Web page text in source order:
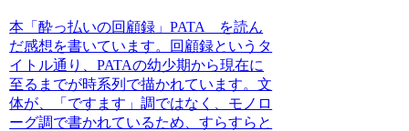
本「酔っ払いの回顧録」PATA を読ん
だ感想を書いています。回顧録というタ
イトル通り、PATAの幼少期から現在に
至るまでが時系列で描かれています。文
体が、「ですます」調ではなく、モノロ
ーグ調で書かれているため、すらすらと